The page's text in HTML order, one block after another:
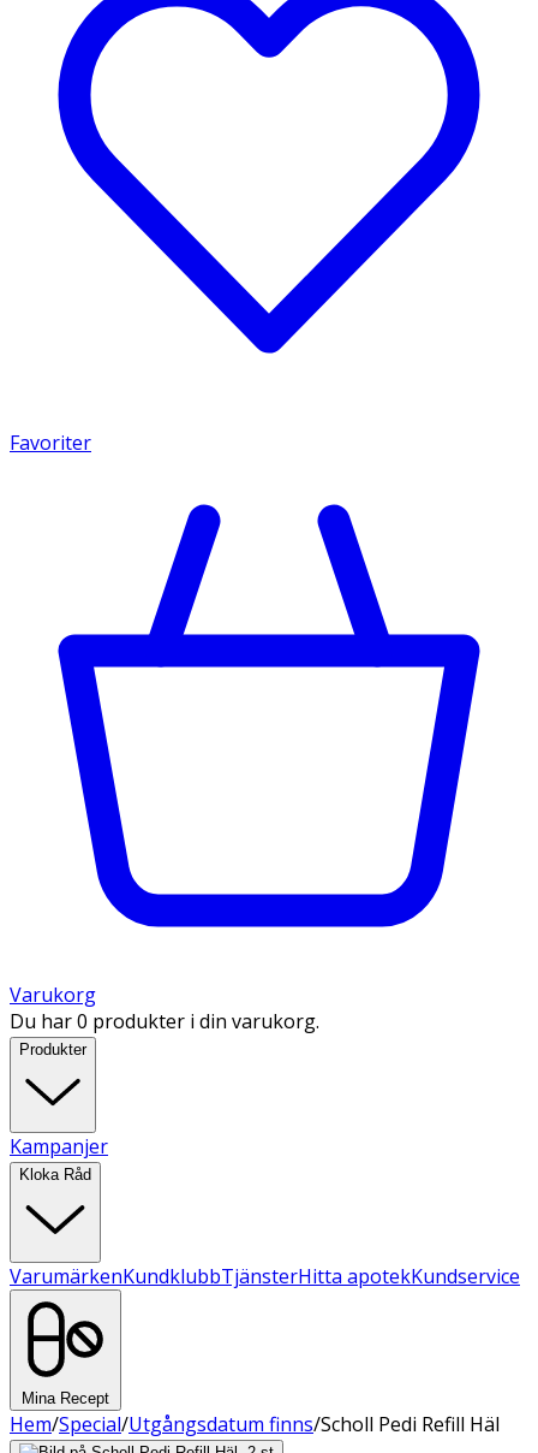
Favoriter
Varukorg
Du har 0 produkter i din varukorg.
Produkter
Kampanjer
Kloka Råd
VarumärkenKundklubbTjänsterHitta apotekKundservice
Mina Recept
Hem/Special/Utgångsdatum finns/Scholl Pedi Refill Häl